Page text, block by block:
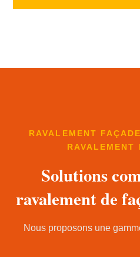
RAVALEMENT
RAVALEMENT
Solutions
ravalement de
Nous proposons une